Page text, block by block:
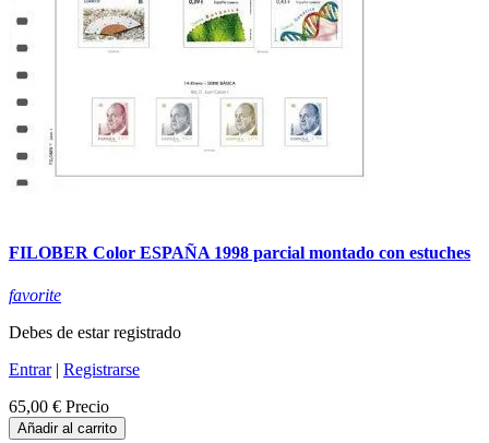
FILOBER Color ESPAÑA 1998 parcial montado con estuches
favorite
Debes de estar registrado
Entrar| Registrarse
65,00 € Precio
Añadir al carrito